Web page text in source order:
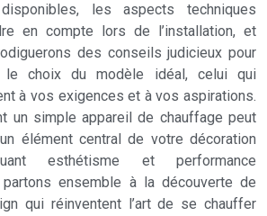
les aspects techniques
en compte lors de l’installation, et
des conseils judicieux pour
le choix du modèle idéal, celui qui
à vos exigences et à vos aspirations.
un simple appareil de chauffage peut
élément central de votre décoration
esthétisme et performance
partons ensemble à la découverte de
qui réinventent l’art de se chauffer